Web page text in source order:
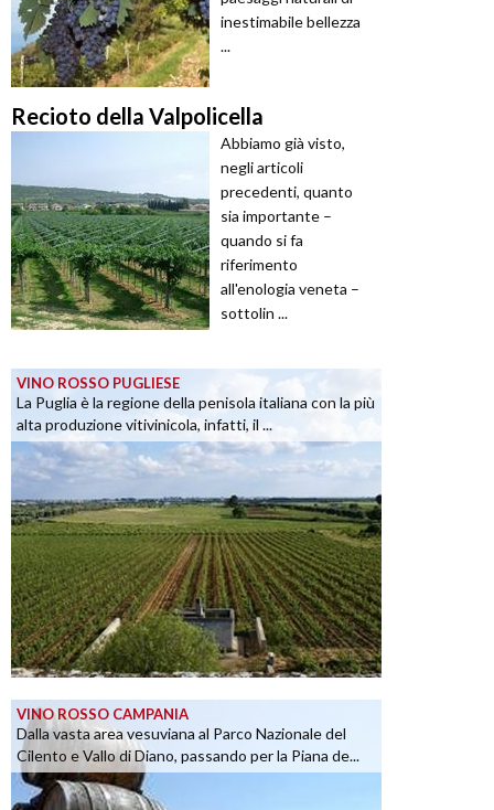
inestimabile bellezza
...
Recioto della Valpolicella
Abbiamo già visto,
negli articoli
precedenti, quanto
sia importante –
quando si fa
riferimento
all'enologia veneta –
sottolin ...
VINO ROSSO PUGLIESE
La Puglia è la regione della penisola italiana con la più
alta produzione vitivinicola, infatti, il ...
VINO ROSSO CAMPANIA
Dalla vasta area vesuviana al Parco Nazionale del
Cilento e Vallo di Diano, passando per la Piana de...